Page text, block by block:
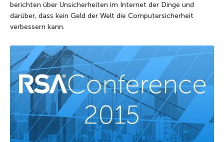
berichten über Unsicherheiten im Internet der Dinge und
darüber, dass kein Geld der Welt die Computersicherheit
verbessern kann.